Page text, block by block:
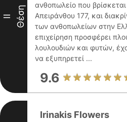
II Θέση
ανθοπωλείο που
Απειράνθου 177, και
των ανθοπωλείων στην
επιχείρηση προσφέρει
λουλουδιών και φυτών,
να εξυπηρετεί ...
9.6
Irinakis Flowers